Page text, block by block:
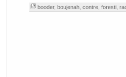
booder, boujenah, contre, foresti,